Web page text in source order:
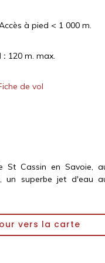
à pied < 1 000 m.
: 120 m. max.
de vol
St Cassin en Savoie,
un superbe jet d'eau
vers la carte